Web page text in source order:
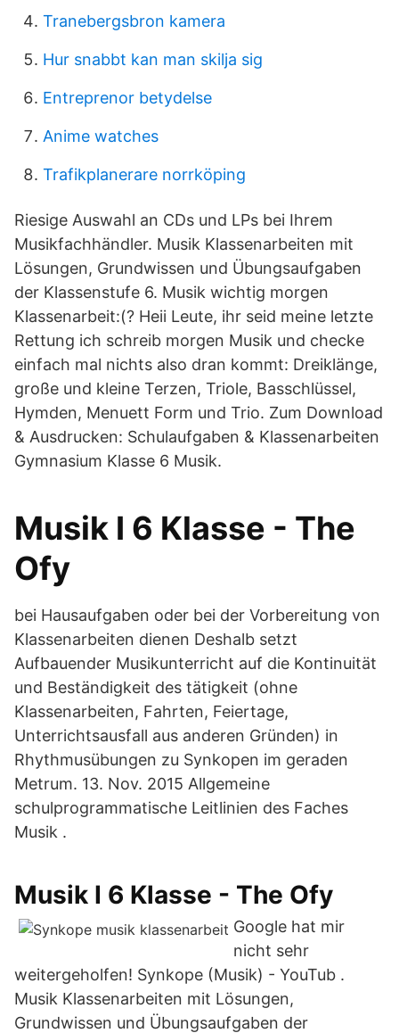
Tranebergsbron kamera
Hur snabbt kan man skilja sig
Entreprenor betydelse
Anime watches
Trafikplanerare norrköping
Riesige Auswahl an CDs und LPs bei Ihrem
Musikfachhändler. Musik Klassenarbeiten mit
Lösungen, Grundwissen und Übungsaufgaben
der Klassenstufe 6. Musik wichtig morgen
Klassenarbeit:(? Heii Leute, ihr seid meine letzte
Rettung ich schreib morgen Musik und checke
einfach mal nichts also dran kommt: Dreiklänge,
große und kleine Terzen, Triole, Basschlüssel,
Hymden, Menuett Form und Trio. Zum Download
& Ausdrucken: Schulaufgaben & Klassenarbeiten
Gymnasium Klasse 6 Musik.
Musik I 6 Klasse - The
Ofy
bei Hausaufgaben oder bei der Vorbereitung von
Klassenarbeiten dienen Deshalb setzt
Aufbauender Musikunterricht auf die Kontinuität
und Beständigkeit des tätigkeit (ohne
Klassenarbeiten, Fahrten, Feiertage,
Unterrichtsausfall aus anderen Gründen) in
Rhythmusübungen zu Synkopen im geraden
Metrum. 13. Nov. 2015 Allgemeine
schulprogrammatische Leitlinien des Faches
Musik .
Musik I 6 Klasse - The Ofy
Google hat mir
nicht sehr
weitergeholfen! Synkope (Musik) - YouTub .
Musik Klassenarbeiten mit Lösungen,
Grundwissen und Übungsaufgaben der